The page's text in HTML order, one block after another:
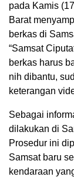
pada Kamis
Barat
berkas di
“Samsat
berkas harus
nih dibantu,
keterangan
Sebagai
dilakukan di
Prosedur ini
Samsat baru
kendaraan